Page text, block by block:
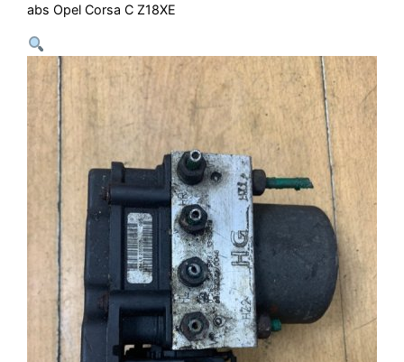
abs Opel Corsa C Z18XE